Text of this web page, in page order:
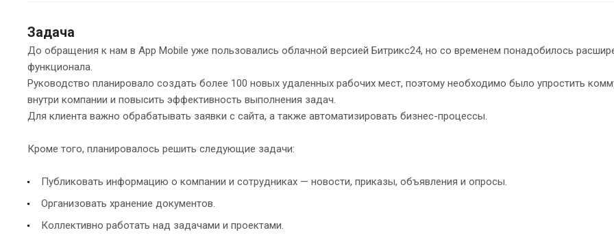
Задача
До обращения к нам в App Mobile уже пользовались облачной версией Битрикс24, но со временем понадобилось
функционала.
Руководство планировало создать более 100 новых удаленных рабочих мест, поэтому необходимо было упростить
внутри компании и повысить эффективность выполнения задач.
Для клиента важно обрабатывать заявки с сайта, а также автоматизировать бизнес-процессы.
Кроме того, планировалось решить следующие задачи:
Публиковать информацию о компании и сотрудниках — новости, приказы, объявления и опросы.
Организовать хранение документов.
Коллективно работать над задачами и проектами.